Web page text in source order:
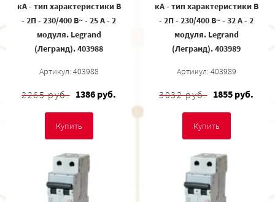
кА - тип характеристики B
- 2П - 230/400 В~ - 25 А - 2
модуля. Legrand
(Легранд). 403988
Артикул: 403988
2265 руб. 1386 руб.
Купить
кА - тип характеристики B
- 2П - 230/400 В~ - 32 А - 2
модуля. Legrand
(Легранд). 403989
Артикул: 403989
3032 руб. 1855 руб.
Купить